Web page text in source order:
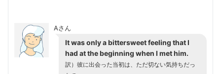
Aさん
It was only a bittersweet feeling that I
had at the beginning when I met him.
訳）彼に出会った当初は、ただ切ない気持ちだっ